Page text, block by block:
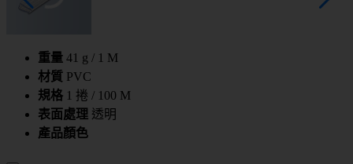
重量 41 g / 1 M
材質 PVC
規格 1 捲 / 100 M
表面處理 透明
產品顏色